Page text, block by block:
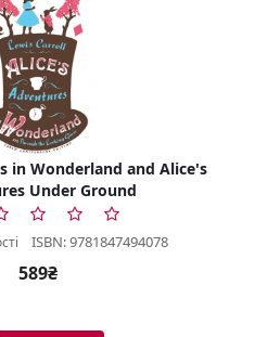
in Wonderland and Alice's
Under Ground
ISBN: 9781847494078
589₴